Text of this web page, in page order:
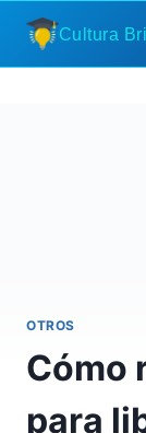
Saltar
contenido
Cultura
OTROS
Cómo
para